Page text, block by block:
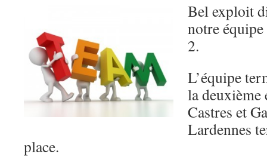
Bel exploit
notre
2.
L’équipe
la deuxième
Castres et
Lardennes
place.